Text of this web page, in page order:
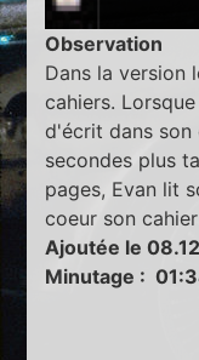
Observation
Dans la version
cahiers.
d'écrit dans son
secondes plus
pages, Evan lit
coeur son
Ajoutée le
Minutage :